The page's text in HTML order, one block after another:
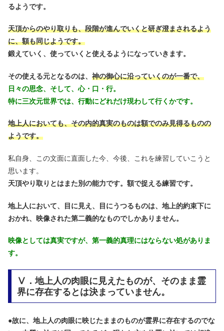
るようです。
天頂からのやり取りも、段階が進んでいくと研ぎ澄まされるよう
に、額も同じようです。
鍛えていく、使っていくと使えるようになっていきます。
その使える元となるのは、 神の御心に沿っていくのが一番で、
日々の思念、そして、心・口・行。
特に三次元世界では、行動にどれだけ現わして行くかです。
地上人においても、その内的真実のものは額でのみ見得るものの
ようです。
私自身、この文面に直面した今、今後、これを練習していこうと
思います。
天頂やり取りとはまた別の能力です。額で捉える練習です。
地上人において、目に見え、目にうつるものは、地上的約束下に
おかれ、映像された第二義的なものでしかありません。
映像としては真実ですが、第一義的真理にはならない処がありま
す。
Ⅴ．地上人の肉眼に見えたものが、そのまま霊
界に存在するとは決まっていません。
●故に、地上人の肉眼に映じたままのものが霊界に存在するのでな